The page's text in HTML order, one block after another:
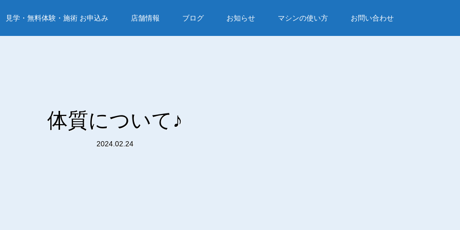
見学・無料体験・施術 お申込み 店舗情報 ブログ お知らせ マシンの使い方 お問い合わせ
体質について♪
2024.02.24